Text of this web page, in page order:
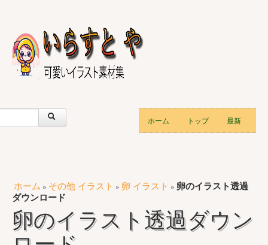
ホーム トップ 最新
ホーム » その他 イラスト » 卵 イラスト » 卵のイラスト透過
ダウンロード
卵のイラスト透過ダウン